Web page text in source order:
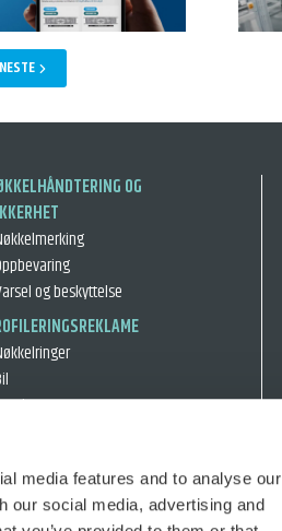
media features and to analyse our
our social media, advertising and
NESTE
OG
og beskyttelse